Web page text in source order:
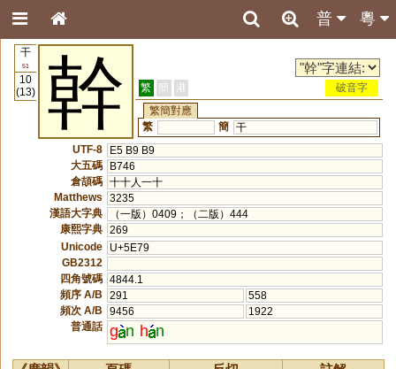
粵
普
干
51
10
(13)
幹 繁 簡 港
破音字
繁簡對應
繁
簡 干
UTF-8
E5 B9 B9
大五碼
B746
倉頡碼 十十人一十
Matthews
3235
漢語大字典
（一版）0409；（二版）444
康熙字典 269
Unicode
U+5E79
GB2312
四角號碼 4844.1
頻序 A/B
291
558
頻次 A/B
9456
1922
普通話 g n h n